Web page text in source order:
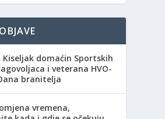
Kiseljak domaćin Sportskih
i veterana HVO-
branitelja
vremena,